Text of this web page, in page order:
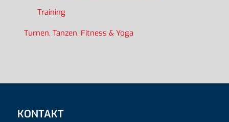
Training
Turnen, Tanzen, Fitness & Yoga
KONTAKT